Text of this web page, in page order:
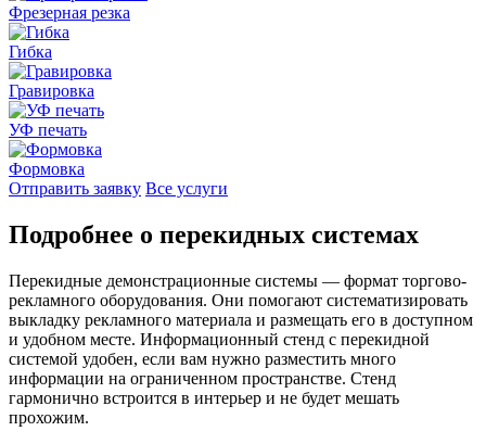
Фрезерная резка
Гибка
Гравировка
УФ печать
Формовка
Отправить заявку Все услуги
Подробнее о перекидных системах
Перекидные демонстрационные системы — формат торгово-
рекламного оборудования. Они помогают систематизировать
выкладку рекламного материала и размещать его в доступном
и удобном месте. Информационный стенд с перекидной
системой удобен, если вам нужно разместить много
информации на ограниченном пространстве. Стенд
гармонично встроится в интерьер и не будет мешать
прохожим.